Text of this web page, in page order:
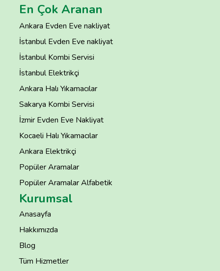
En Çok Aranan
Ankara Evden Eve nakliyat
İstanbul Evden Eve nakliyat
İstanbul Kombi Servisi
İstanbul Elektrikçi
Ankara Halı Yıkamacılar
Sakarya Kombi Servisi
İzmir Evden Eve Nakliyat
Kocaeli Halı Yıkamacılar
Ankara Elektrikçi
Popüler Aramalar
Popüler Aramalar Alfabetik
Kurumsal
Anasayfa
Hakkımızda
Blog
Tüm Hizmetler